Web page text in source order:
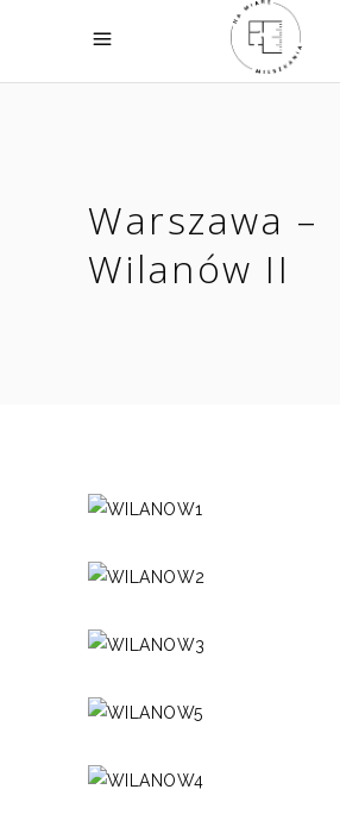
Warszawa –
Wilanów II